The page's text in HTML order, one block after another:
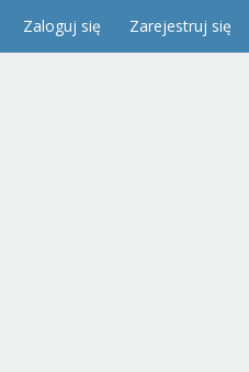
Zaloguj się Zarejestruj się